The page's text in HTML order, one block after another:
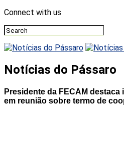
Connect with us
Notícias do Pássaro
Presidente da FECAM
em reunião sobre termo de